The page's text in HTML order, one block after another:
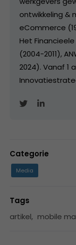
ontwikkeling &
eCommerce
Het
(2004-2011),
2024). Vanaf 1
Categorie
Media
Tags
artikel, mobile